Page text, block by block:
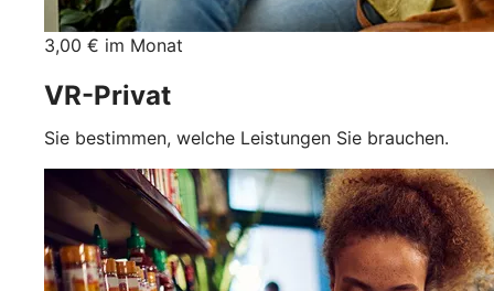
3,00 € im Monat
VR-Privat
Sie bestimmen, welche Leistungen Sie brauchen.